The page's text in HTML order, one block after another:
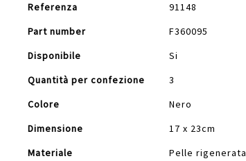
Referenza
91148
Part number
F360095
Disponibile
Si
Quantità per confezione
3
Colore
Nero
Dimensione
17 x 23cm
Materiale
Pelle rigenerata